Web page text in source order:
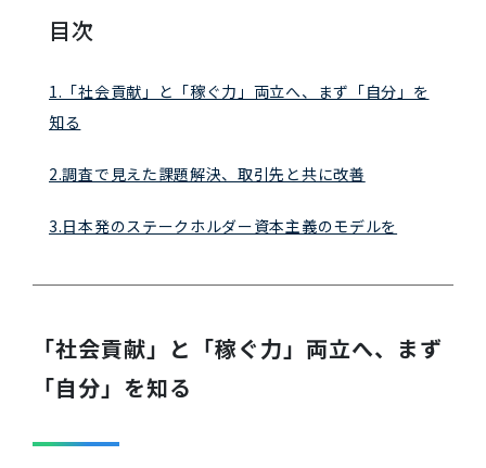
目次
1.「社会貢献」と「稼ぐ力」両立へ、まず「自分」を
知る
2.調査で見えた課題解決、取引先と共に改善
3.日本発のステークホルダー資本主義のモデルを
「社会貢献」と「稼ぐ力」両立へ、まず
「自分」を知る